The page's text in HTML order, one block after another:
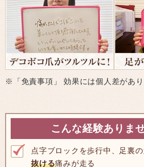
※「免責事項」 効果には個人差があり
こんな経験ありま
点字ブロックを歩行中、足裏
抜ける痛みが走る